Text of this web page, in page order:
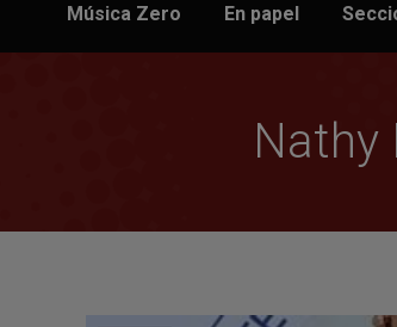
Música Zero En papel
Nathy